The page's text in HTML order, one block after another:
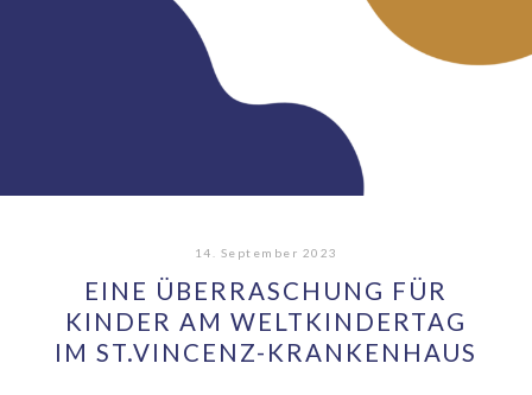
14. September 2023
EINE ÜBERRASCHUNG FÜR
KINDER AM WELTKINDERTAG
IM ST.VINCENZ-KRANKENHAUS